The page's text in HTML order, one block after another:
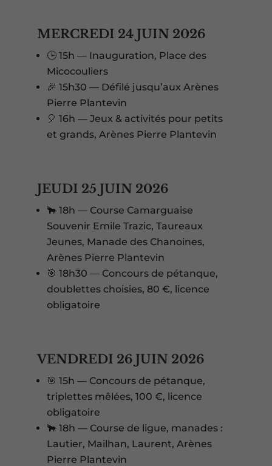
MERCREDI 24 JUIN 2026
🕒 15h — Inauguration, Place des
Micocouliers
🎉 15h30 — Défilé jusqu’aux Arènes
Pierre Plantevin
🎈 16h — Jeux & activités pour petits
et grands, Arènes Pierre Plantevin
JEUDI 25 JUIN 2026
🐂 18h — Course Camarguaise
Souvenir Emile Trazic, Taureaux
Jeunes, Manade des Chanoines,
Arènes Pierre Plantevin
🎯 18h30 — Concours de pétanque,
doublettes choisies, 80 €, licence
obligatoire
VENDREDI 26 JUIN 2026
🎯 15h — Concours de pétanque,
triplettes mêlées, 100 €, licence
obligatoire
🐂 18h — Course de ligue, manades :
Lautier, Mailhan, Laurent, Arènes
Pierre Plantevin